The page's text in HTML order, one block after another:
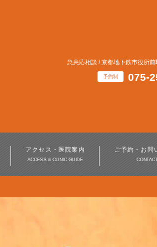
急患応相談 / 京都地下鉄市役所
予約制 075-
ホワイトニング
アクセス・医院案内
ACCESS & CLINIC GUIDE
ご予約・お問